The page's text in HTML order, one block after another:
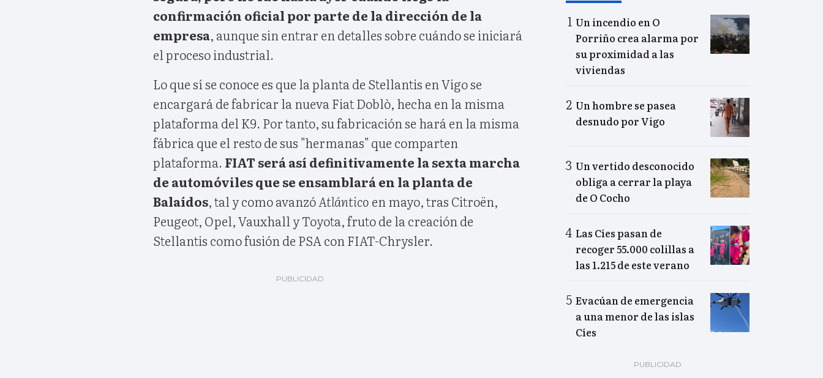
confirmación oficial por parte de la dirección de la
empresa, aunque sin entrar en detalles sobre cuándo se iniciará
el proceso industrial.
Lo que sí se conoce es que la planta de Stellantis en Vigo se
encargará de fabricar la nueva Fiat Doblò, hecha en la misma
plataforma del K9. Por tanto, su fabricación se hará en la misma
fábrica que el resto de sus "hermanas" que comparten
plataforma. FIAT será así definitivamente la sexta marcha
de automóviles que se ensamblará en la planta de
Balaídos, tal y como avanzó Atlántico en mayo, tras Citroën,
Peugeot, Opel, Vauxhall y Toyota, fruto de la creación de
Stellantis como fusión de PSA con FIAT-Chrysler.
Un incendio en O
Porriño crea alarma por
su proximidad a las
viviendas
Un hombre se pasea
desnudo por Vigo
Un vertido desconocido
obliga a cerrar la playa
de O Cocho
Las Cíes pasan de
recoger 55.000 colillas a
las 1.215 de este verano
Evacúan de emergencia
a una menor de las islas
Cíes